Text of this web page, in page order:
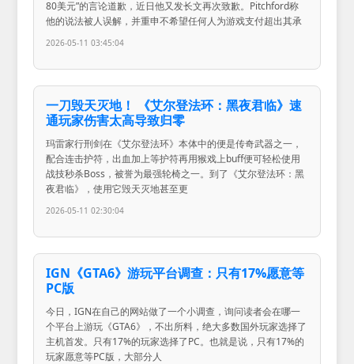
80美元”的言论道歉，近日他又发长文再次致歉。Pitchford称
他的说法被人误解，并重申不希望任何人为游戏支付超出其承
2026-05-11 03:45:04
一刀毁天灭地！ 《艾尔登法环：黑夜君临》速
通玩家伤害太高导致归零
玛雷家行刑剑在《艾尔登法环》本体中的便是传奇武器之一，
配合连击护符，出血加上等护符再用猴戏上buff便可轻松使用
战技秒杀Boss，被誉为最强轮椅之一。到了《艾尔登法环：黑
夜君临》，使用它毁天灭地甚至更
2026-05-11 02:30:04
IGN《GTA6》游玩平台调查：只有17%愿意等
PC版
今日，IGN在自己的网站做了一个小调查，询问读者会在哪一
个平台上游玩《GTA6》，不出所料，绝大多数国外玩家选择了
主机首发。只有17%的玩家选择了PC。也就是说，只有17%的
玩家愿意等PC版，大部分人